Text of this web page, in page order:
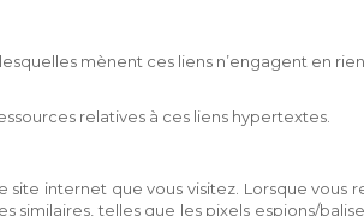
mènent ces liens n’engagent en
relatives à ces liens hypertextes.
internet que vous visitez. Lorsque vous
telles que les pixels espions/